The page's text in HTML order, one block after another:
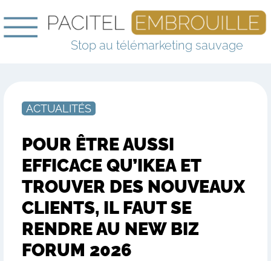
Stop au télémarketing sauvage
ACTUALITÉS
POUR ÊTRE AUSSI
EFFICACE QU’IKEA ET
TROUVER DES NOUVEAUX
CLIENTS, IL FAUT SE
RENDRE AU NEW BIZ
FORUM 2026